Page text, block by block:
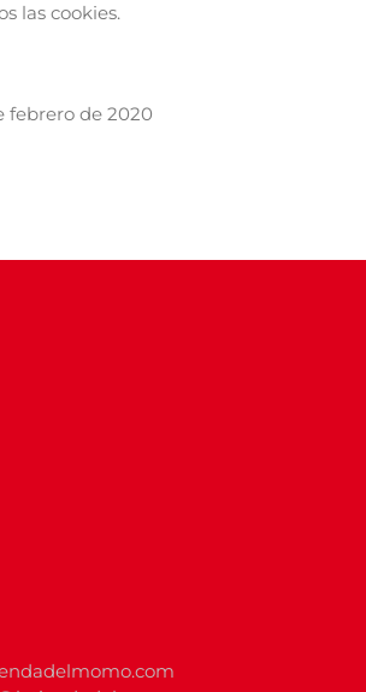
las cookies.
febrero de 2020